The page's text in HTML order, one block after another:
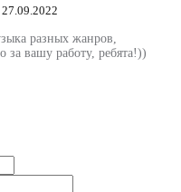
27.09.2022
разных жанров,
за вашу работу, ребята!))